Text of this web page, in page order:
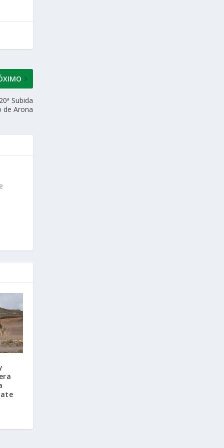
Subida
de Arona